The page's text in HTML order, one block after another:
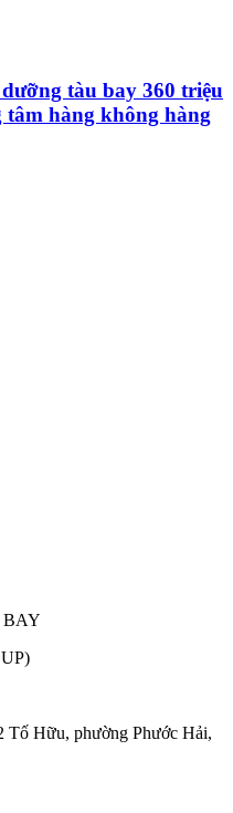
tàu bay 360 triệu
hàng không hàng
BAY
Tố Hữu, phường Phước Hải,